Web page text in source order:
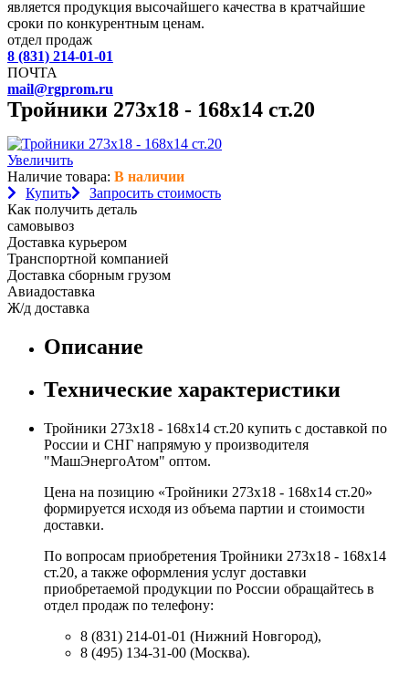
является продукция высочайшего качества в кратчайшие
сроки по конкурентным ценам.
отдел продаж
8 (831) 214-01-01
ПОЧТА
mail@rgprom.ru
Тройники 273х18 - 168х14 ст.20
Увеличить
Наличие товара: В наличии
Купить
Запросить стоимость
Как получить деталь
самовывоз
Доставка курьером
Транспортной компанией
Доставка сборным грузом
Авиадоставка
Ж/д доставка
Описание
Технические характеристики
Тройники 273х18 - 168х14 ст.20 купить с доставкой по
России и СНГ напрямую у производителя
"МашЭнергоАтом" оптом.
Цена на позицию «Тройники 273х18 - 168х14 ст.20»
формируется исходя из объема партии и стоимости
доставки.
По вопросам приобретения Тройники 273х18 - 168х14
ст.20, а также оформления услуг доставки
приобретаемой продукции по России обращайтесь в
отдел продаж по телефону:
8 (831) 214-01-01 (Нижний Новгород),
8 (495) 134-31-00 (Москва).